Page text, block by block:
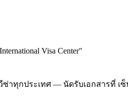
Visa Center"
วีซ่าทุกประเทศ — นัดรับเอกสารที่